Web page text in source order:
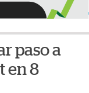
paso a
en 8